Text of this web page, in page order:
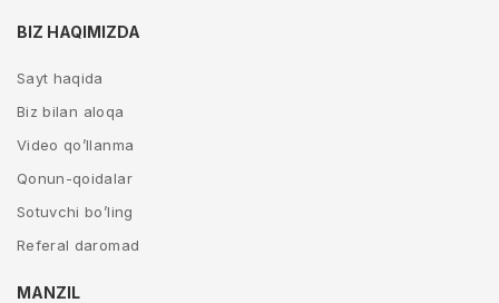
BIZ HAQIMIZDA
Sayt haqida
Biz bilan aloqa
Video qo’llanma
Qonun-qoidalar
Sotuvchi bo’ling
Referal daromad
MANZIL